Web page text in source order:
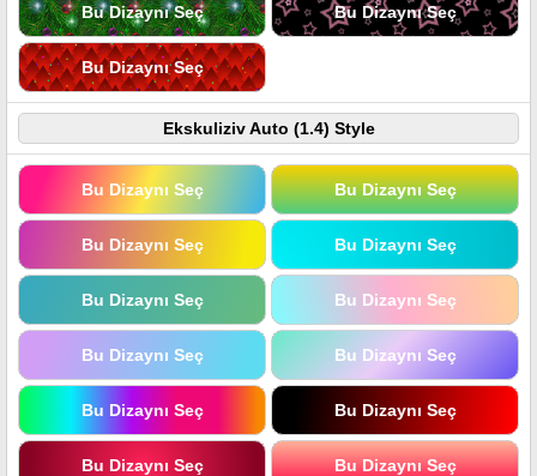
Bu Dizaynı Seç Bu Dizaynı Seç
Bu Dizaynı Seç
Ekskuliziv Auto (1.4) Style
Bu Dizaynı Seç Bu Dizaynı Seç
Bu Dizaynı Seç Bu Dizaynı Seç
Bu Dizaynı Seç Bu Dizaynı Seç
Bu Dizaynı Seç Bu Dizaynı Seç
Bu Dizaynı Seç Bu Dizaynı Seç
Bu Dizaynı Seç Bu Dizaynı Seç